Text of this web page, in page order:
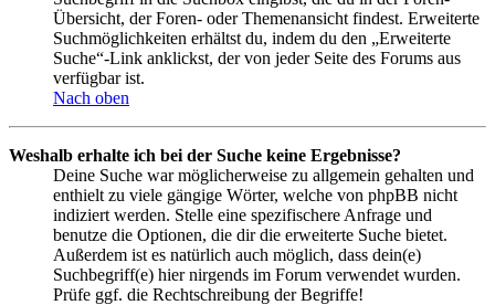
Übersicht, der Foren- oder Themenansicht findest. Erweiterte
Suchmöglichkeiten erhältst du, indem du den „Erweiterte
Suche“-Link anklickst, der von jeder Seite des Forums aus
verfügbar ist.
Nach oben
Weshalb erhalte ich bei der Suche keine Ergebnisse?
Deine Suche war möglicherweise zu allgemein gehalten und
enthielt zu viele gängige Wörter, welche von phpBB nicht
indiziert werden. Stelle eine spezifischere Anfrage und
benutze die Optionen, die dir die erweiterte Suche bietet.
Außerdem ist es natürlich auch möglich, dass dein(e)
Suchbegriff(e) hier nirgends im Forum verwendet wurden.
Prüfe ggf. die Rechtschreibung der Begriffe!